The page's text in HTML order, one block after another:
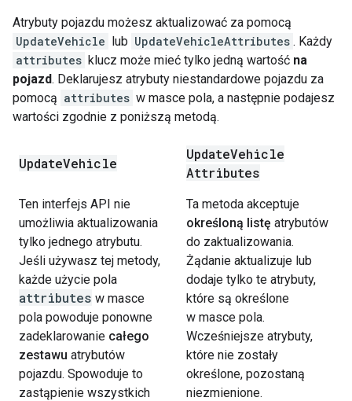
Atrybuty pojazdu możesz aktualizować za pomocą
UpdateVehicle lub UpdateVehicleAttributes . Każdy
attributes klucz może mieć tylko jedną wartość na
pojazd. Deklarujesz atrybuty niestandardowe pojazdu za
pomocą attributes w masce pola, a następnie podajesz
wartości zgodnie z poniższą metodą.
UpdateVehicle
UpdateVehicle
Attributes
Ten interfejs API nie
umożliwia aktualizowania
tylko jednego atrybutu.
Jeśli używasz tej metody,
każde użycie pola
attributes w masce
pola powoduje ponowne
zadeklarowanie całego
zestawu atrybutów
pojazdu. Spowoduje to
zastąpienie wszystkich
Ta metoda akceptuje
określoną listę atrybutów
do zaktualizowania.
Żądanie aktualizuje lub
dodaje tylko te atrybuty,
które są określone
w masce pola.
Wcześniejsze atrybuty,
które nie zostały
określone, pozostaną
niezmienione.